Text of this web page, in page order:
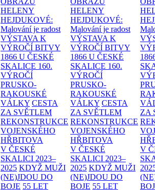
HELENY
HEJDUKOVÉ:
Malování je radost
VÝSTAVA K
VÝROČÍ BITVY
1866 U ČESKÉ
SKALICE 160.
VÝROČÍ
PRUSKO-
RAKOUSKÉ
VÁLKY CESTA
ZA SVĚTLEM
REKONSTRUKCE
VOJENSKÉHO
HŘBITOVA
V ČESKÉ
SKALICI 2023–
2025 KDYŽ MUŽI
(NE)JDOU DO
BOJE 55 LET
HELENY
HEJDUKOVÉ:
Malování je radost
VÝSTAVA K
VÝROČÍ BITVY
1866 U ČESKÉ
SKALICE 160.
VÝROČÍ
PRUSKO-
RAKOUSKÉ
VÁLKY CESTA
ZA SVĚTLEM
REKONSTRUKCE
VOJENSKÉHO
HŘBITOVA
V ČESKÉ
SKALICI 2023–
2025 KDYŽ MUŽI
(NE)JDOU DO
BOJE 55 LET
ZA
V